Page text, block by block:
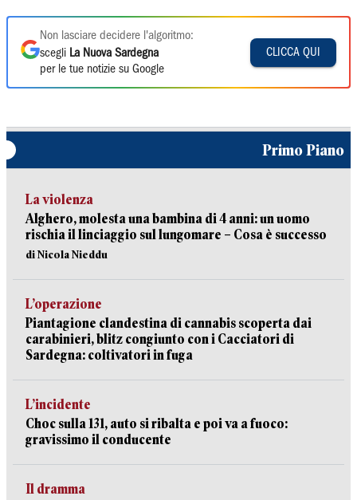
Non lasciare decidere l'algoritmo:
scegli La Nuova Sardegna
per le tue notizie su Google
CLICCA QUI
Primo Piano
La violenza
Alghero, molesta una bambina di 4 anni: un uomo
rischia il linciaggio sul lungomare – Cosa è successo
di Nicola Nieddu
L’operazione
Piantagione clandestina di cannabis scoperta dai
carabinieri, blitz congiunto con i Cacciatori di
Sardegna: coltivatori in fuga
L’incidente
Choc sulla 131, auto si ribalta e poi va a fuoco:
gravissimo il conducente
Il dramma